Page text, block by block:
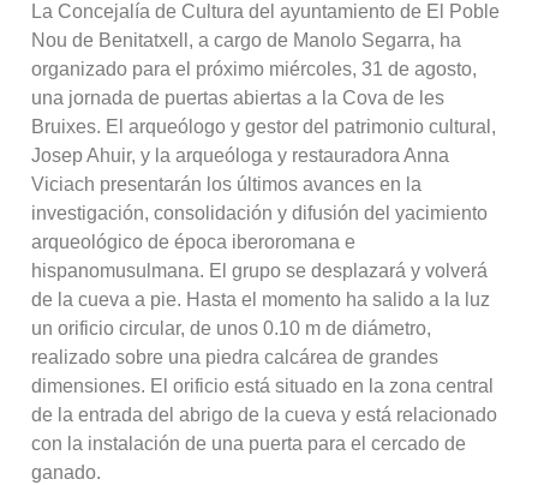
La Concejalía de Cultura del ayuntamiento de El Poble
Nou de Benitatxell, a cargo de Manolo Segarra, ha
organizado para el próximo miércoles, 31 de agosto,
una jornada de puertas abiertas a la Cova de les
Bruixes. El arqueólogo y gestor del patrimonio cultural,
Josep Ahuir, y la arqueóloga y restauradora Anna
Viciach presentarán los últimos avances en la
investigación, consolidación y difusión del yacimiento
arqueológico de época iberoromana e
hispanomusulmana. El grupo se desplazará y volverá
de la cueva a pie. Hasta el momento ha salido a la luz
un orificio circular, de unos 0.10 m de diámetro,
realizado sobre una piedra calcárea de grandes
dimensiones. El orificio está situado en la zona central
de la entrada del abrigo de la cueva y está relacionado
con la instalación de una puerta para el cercado de
ganado.